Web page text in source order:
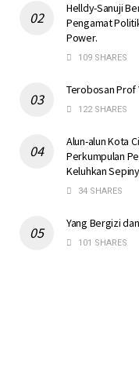
Helldy-Sanuji
Pengamat
Power.
109 SHARES
Terobosan Prof
122 SHARES
Alun-alun Kota
Perkumpulan
Keluhkan
34 SHARES
Yang Bergizi
101 SHARES